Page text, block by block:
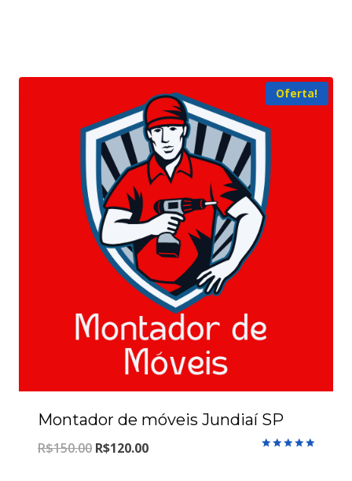
Oferta!
Montador de móveis Jundiaí SP
R$150.00 O
R$120.00O